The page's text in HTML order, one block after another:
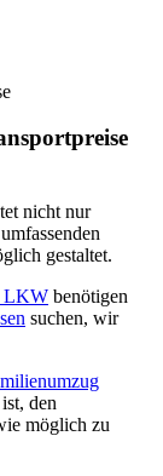
nicht nur
gestaltet.
LKW benötigen
suchen, wir
den
möglich zu